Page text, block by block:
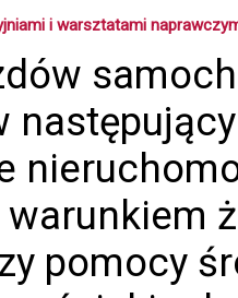
i warsztatami
pomocy